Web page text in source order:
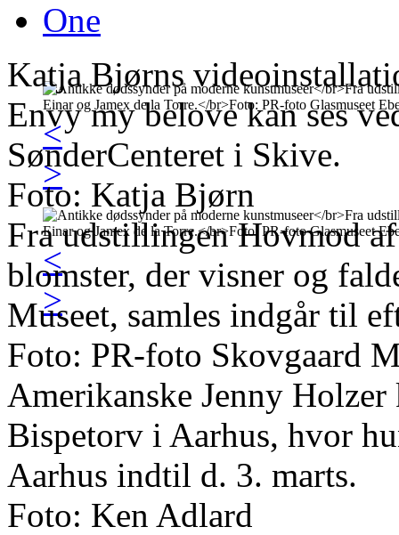
<
>
<
>
One
Katja Bjørns
Envy my belove kan ses
SønderCenteret i Skive.
Foto: Katja Bjørn
Fra udstillingen Hovmod
blomster, der visner og
Museet, samles indgår til
Foto: PR-foto Skovgaard
Amerikanske Jenny Holzer
Bispetorv i Aarhus, hvor
Aarhus indtil d. 3. marts.
Foto: Ken Adlard